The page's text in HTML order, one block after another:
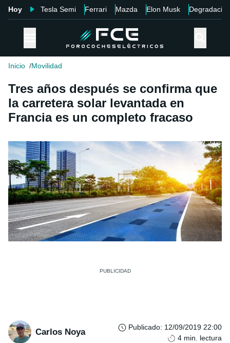
Hoy Tesla Semi Ferrari Mazda Elon Musk Degradación
Inicio Movilidad
Tres años después se confirma que
la carretera solar levantada en
Francia es un completo fracaso
Carlos Noya Publicado: 12/09/2019 22:00
4 min. lectura